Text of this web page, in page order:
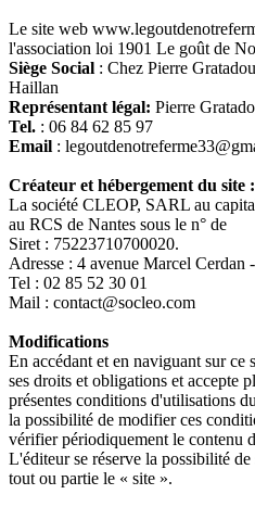
Le site web
l'association loi 1901 Le goût de
Siège Social : Chez Pierre
Haillan
Représentant légal: Pierre
Tel. : 06 84 62 85 97
Email :
Créateur et hébergement du site :
La société CLEOP, SARL au
au RCS de Nantes sous le n° de
Siret : 75223710700020.
Adresse : 4 avenue Marcel Cerdan
Tel : 02 85 52 30 01
Mail : contact@socleo.com
Modifications
En accédant et en naviguant sur
ses droits et obligations et accepte
présentes conditions d'utilisations
la possibilité de modifier ces
vérifier périodiquement le contenu
L'éditeur se réserve la possibilité
tout ou partie le « site ».